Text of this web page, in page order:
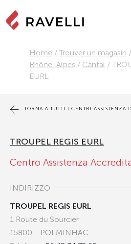
Home / Trouver un magasin /
Rhône-Alpes / Cantal /
EURL
TORNA A TUTTI I CENTRI ASSISTENZA
TROUPEL REGIS EURL
Centro Assistenza
INDIRIZZO
TROUPEL REGIS EURL
1 Route du Sourcier
15800 - POLMINHAC